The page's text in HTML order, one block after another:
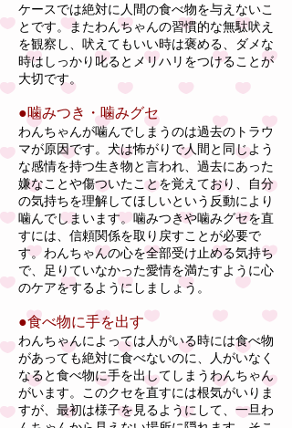
ケースでは絶対に人間の食べ物を与えないこ
とです。またわんちゃんの習慣的な無駄吠え
を観察し、吠えてもいい時は褒める、ダメな
時はしっかり叱るとメリハリをつけることが
大切です。
●噛みつき・噛みグセ
わんちゃんが噛んでしまうのは過去のトラウ
マが原因です。犬は怖がりで人間と同じよう
な感情を持つ生き物と言われ、過去にあった
嫌なことや傷ついたことを覚えており、自分
の気持ちを理解してほしいという反動により
噛んでしまいます。噛みつきや噛みグセを直
すには、信頼関係を取り戻すことが必要で
す。わんちゃんの心を全部受け止める気持ち
で、足りていなかった愛情を満たすように心
のケアをするようにしましょう。
●食べ物に手を出す
わんちゃんによっては人がいる時には食べ物
があっても絶対に食べないのに、人がいなく
なると食べ物に手を出してしまうわんちゃん
がいます。このクセを直すには根気がいりま
すが、最初は様子を見るようにして、一旦わ